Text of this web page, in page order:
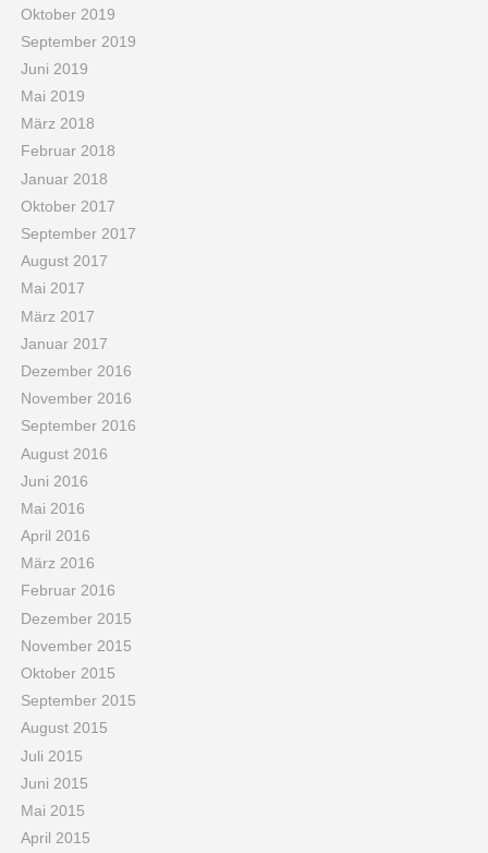
Oktober 2019
September 2019
Juni 2019
Mai 2019
März 2018
Februar 2018
Januar 2018
Oktober 2017
September 2017
August 2017
Mai 2017
März 2017
Januar 2017
Dezember 2016
November 2016
September 2016
August 2016
Juni 2016
Mai 2016
April 2016
März 2016
Februar 2016
Dezember 2015
November 2015
Oktober 2015
September 2015
August 2015
Juli 2015
Juni 2015
Mai 2015
April 2015